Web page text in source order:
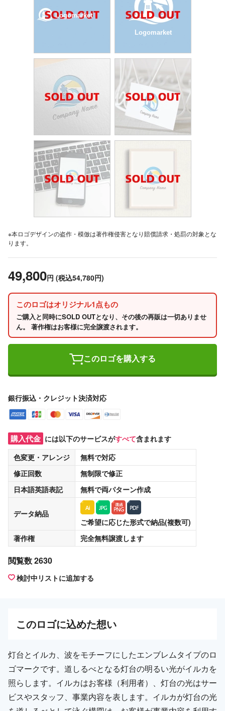
Logomarket
Logomarket
※本ロゴデザインの盗作・模倣は著作権侵害となり賠償請求・処罰の対象とな
ります。
49,800円 (税込54,780円)
このロゴはオリジナル1点もの
ご購入と同時にSOLD OUTとなり、その後の再販は一切ありませ
ん。 著作権はお客様に完全譲渡されます。
このロゴを購入する
銀行振込・クレジット決済対応
購入代金 には以下のサービスがすべて含まれます
色変更・アレンジ
無料で対応
修正回数
無制限で修正
日本語英語表記
無料で両パターン作成
データ納品
ご希望に応じた形式で納品(複数可)
著作権
完全無料譲渡します
閲覧数 2630
検討中リストに追加する
このロゴに込めた想い
灯台とイルカ、波をモチーフにしたエンブレムタイプのロ
ゴマークです。道しるべとなる灯台の明るい光がイルカを
照らします。イルカはお客様（利用者）、灯台の光はサー
ビスやスタッフ、事業内容を表します。イルカが灯台の光